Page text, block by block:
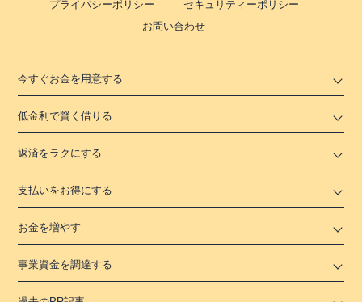
プライバシーポリシー
セキュリティーポリシー
お問い合わせ
今すぐお金を用意する
低金利で賢く借りる
返済をラクにする
支払いをお得にする
お金を増やす
事業資金を調達する